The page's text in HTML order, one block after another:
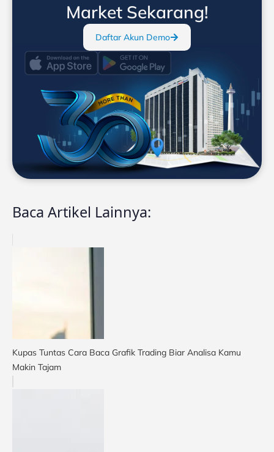
Market Sekarang!
Daftar Akun Demo
Baca Artikel Lainnya:
Kupas Tuntas Cara Baca Grafik Trading Biar Analisa Kamu
Makin Tajam